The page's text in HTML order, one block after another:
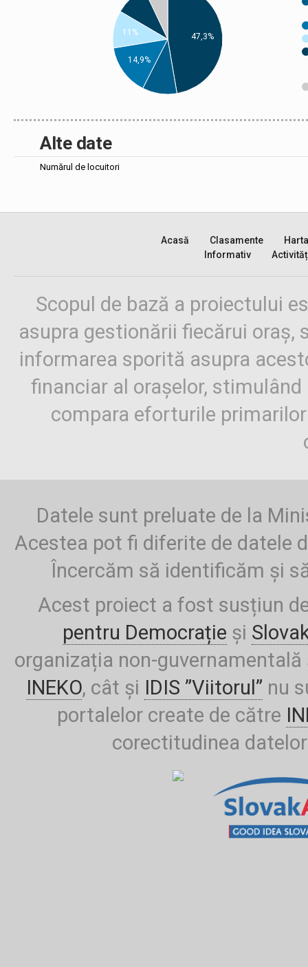
47,3%
11%
14,9%
Alte date
Numărul de locuitori
Acasă Clasamente
Harta
Informativ
Scopul de bază a proiectului
asupra gestionării fiecărui oraș,
informarea sporită asupra
financiar al orașelor,
compara eforturile
Datele sunt preluate de la
Acestea pot fi diferite de datele
Încercăm să identificăm și
Acest proiect a fost susțiun
pentru Democrație și
organizația non-
INEKO, cât și IDIS ”Viitorul” nu
portalelor create de către
corectitudinea